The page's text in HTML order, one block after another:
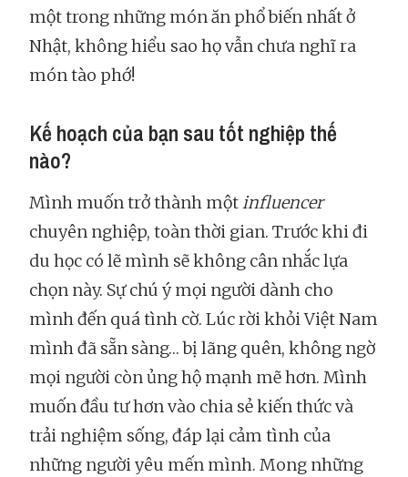
một trong những món ăn phổ biến nhất ở
Nhật, không hiểu sao họ vẫn chưa nghĩ ra
món tào phớ!
Kế hoạch của bạn sau tốt nghiệp thế
nào?
Mình muốn trở thành mộtinfluencer
chuyên nghiệp, toàn thời gian. Trước khi đi
du học có lẽ mình sẽ không cân nhắc lựa
chọn này. Sự chú ý mọi người dành cho
mình đến quá tình cờ. Lúc rời khỏi Việt Nam
mình đã sẵn sàng… bị lãng quên, không ngờ
mọi người còn ủng hộ mạnh mẽ hơn. Mình
muốn đầu tư hơn vào chia sẻ kiến thức và
trải nghiệm sống, đáp lại cảm tình của
những người yêu mến mình. Mong những